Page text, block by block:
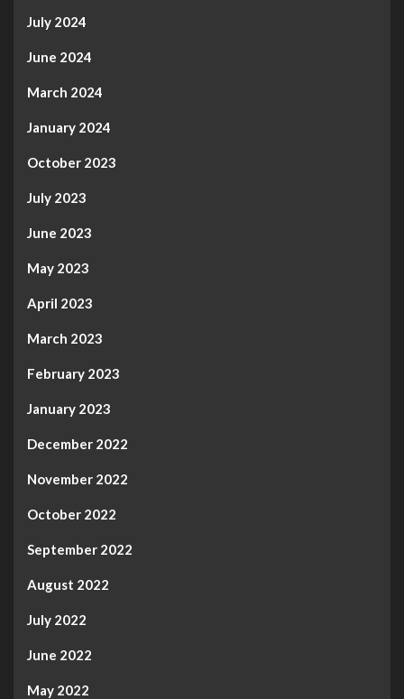
July 2024
June 2024
March 2024
January 2024
October 2023
July 2023
June 2023
May 2023
April 2023
March 2023
February 2023
January 2023
December 2022
November 2022
October 2022
September 2022
August 2022
July 2022
June 2022
May 2022